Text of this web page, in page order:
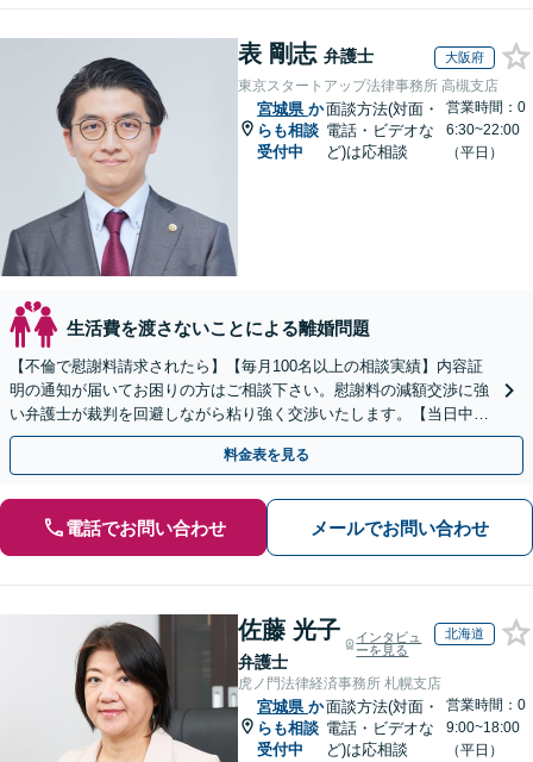
表 剛志 弁護士 大阪府
東京スタートアップ法律事務所 高槻支店
宮城県 か
らも相談
受付中
面談方法(対面・
電話・ビデオな
ど)は応相談
営業時間：0
6:30~22:00
（平日）
生活費を渡さないことによる離婚問題
【不倫で慰謝料請求されたら】【毎月100名以上の相談実績】内容証
明の通知が届いてお困りの方はご相談下さい。慰謝料の減額交渉に強
い弁護士が裁判を回避しながら粘り強く交渉いたします。【当日中の
相談可(予約制)】【全国対応】
料金表を見る
電話でお問い合わせ メールでお問い合わせ
佐藤 光子
弁護士
インタビュ
ーを見る
北海道
虎ノ門法律経済事務所 札幌支店
宮城県 か
らも相談
受付中
面談方法(対面・
電話・ビデオな
ど)は応相談
営業時間：0
9:00~18:00
（平日）